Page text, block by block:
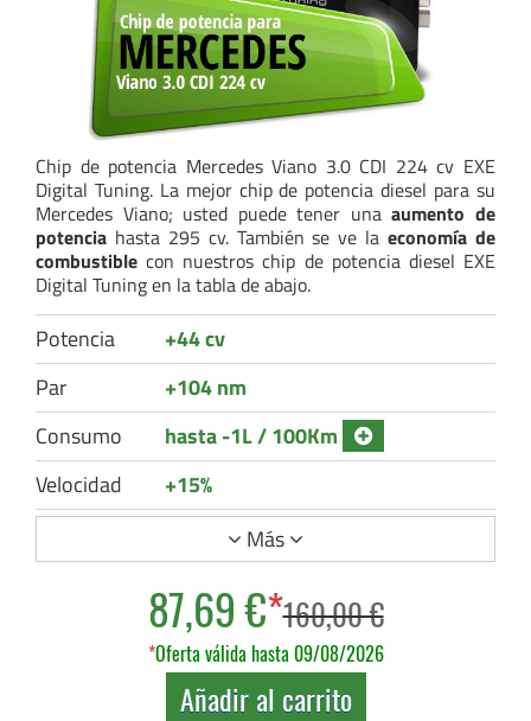
Chip de potencia Mercedes Viano 3.0 CDI 224 cv EXE
Digital Tuning. La mejor chip de potencia diesel para su
Mercedes Viano; usted puede tener unaaumento de
potencia hasta 295 cv. También se ve laeconomía de
combustiblecon nuestros chip de potencia diesel EXE
Digital Tuning en la tabla de abajo.
Potencia
+44 cv
Par
+104 nm
Consumo
hasta -1L / 100Km
Velocidad
+15%
Más
87,69 €*160,00 €
*Oferta válida hasta 09/08/2026
Añadir al carrito